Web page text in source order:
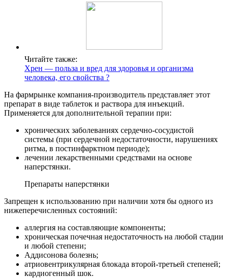
Читайте также:
Хрен — польза и вред для здоровья и организма
человека, его свойства ?
На фармрынке компания-производитель представляет этот
препарат в виде таблеток и раствора для инъекций.
Применяется для дополнительной терапии при:
хронических заболеваниях сердечно-сосудистой
системы (при сердечной недостаточности, нарушениях
ритма, в постинфарктном периоде);
лечении лекарственными средствами на основе
наперстянки.
Препараты наперстянки
Запрещен к использованию при наличии хотя бы одного из
нижеперечисленных состояний:
аллергия на составляющие компоненты;
хроническая почечная недостаточность на любой стадии
и любой степени;
Аддисонова болезнь;
атриовентрикулярная блокада второй-третьей степеней;
кардиогенный шок.